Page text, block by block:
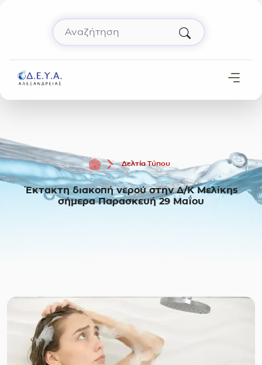
Αναζήτηση
ΑρχικήΔελτία Τύπου
Έκτακτη διακοπή νερού στην Δ/Κ Μελίκης
σήμερα Παρασκευή 29 Μαΐου